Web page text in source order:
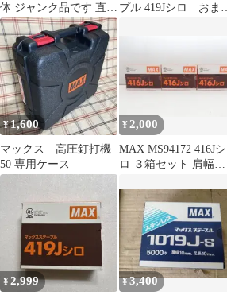
体 ジャンク品です 直せ
る人で 高圧専用
プル 419Jシロ おまけ
¥1,600
マックス 高圧釘打機
50 専用ケース￼
¥ 2,000
MAX MS94172 416Jシ
ロ ３箱セット 肩幅
¥2,999 ¥3,400